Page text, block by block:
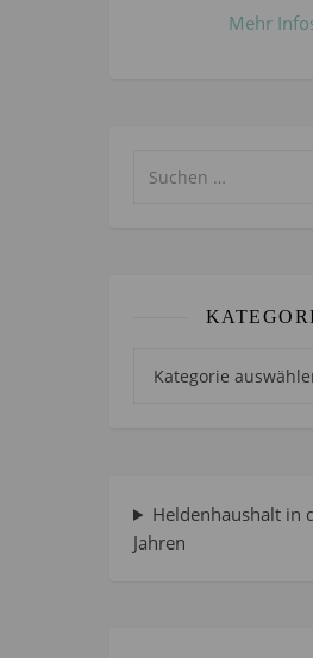
Mehr
Heldenhaushalt in
Jahren